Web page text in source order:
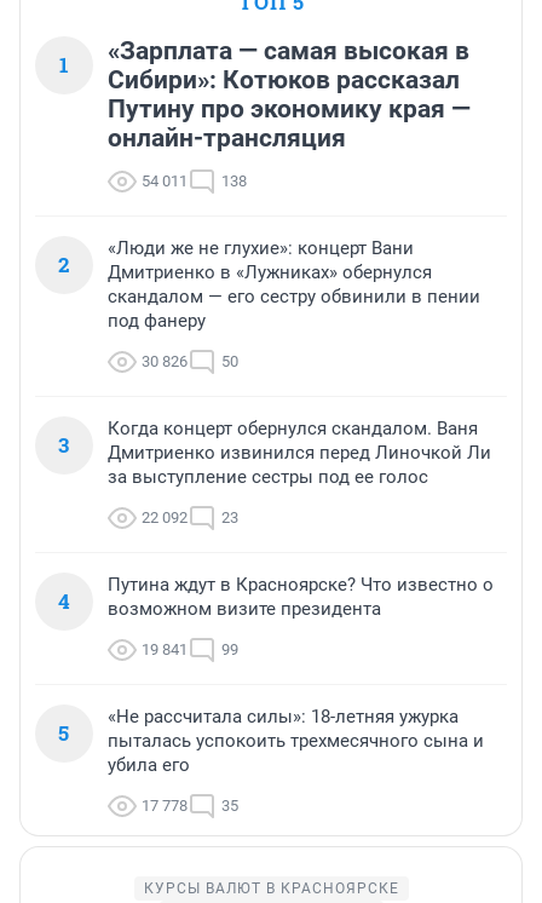
1
«Зарплата — самая высокая в
Сибири»: Котюков рассказал
Путину про экономику края —
онлайн-трансляция
54 011 138
2
«Люди же не глухие»: концерт Вани
Дмитриенко в «Лужниках» обернулся
скандалом — его сестру обвинили в пении
под фанеру
30 826 50
3
Когда концерт обернулся скандалом. Ваня
Дмитриенко извинился перед Линочкой Ли
за выступление сестры под ее голос
22 092 23
4
Путина ждут в Красноярске? Что известно о
возможном визите президента
19 841 99
5
«Не рассчитала силы»: 18-летняя ужурка
пыталась успокоить трехмесячного сына и
убила его
17 778 35
КУРСЫ ВАЛЮТ В КРАСНОЯРСКЕ